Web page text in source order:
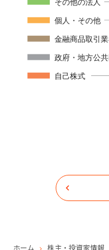
ホーム 株主・投資家情報